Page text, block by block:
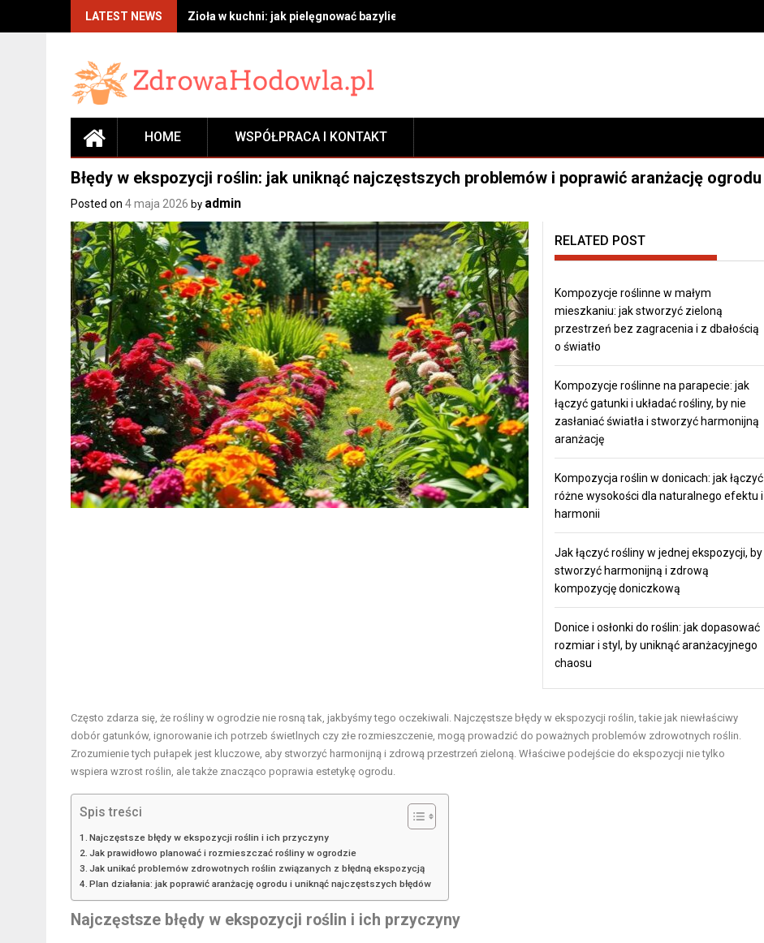
LATEST NEWS Zioła w kuchni: jak pielęgnować bazylie, miętę i rozmaryn, by długo cieszyć się świeżością
HOME WSPÓŁPRACA I KONTAKT
Błędy w ekspozycji roślin: jak uniknąć najczęstszych problemów i poprawić aranżację ogrodu
Posted on 4 maja 2026 by admin
RELATED POST
Kompozycje roślinne w małym
mieszkaniu: jak stworzyć zieloną
przestrzeń bez zagracenia i z dbałością
o światło
Kompozycje roślinne na parapecie: jak
łączyć gatunki i układać rośliny, by nie
zasłaniać światła i stworzyć harmonijną
aranżację
Kompozycja roślin w donicach: jak łączyć
różne wysokości dla naturalnego efektu i
harmonii
Jak łączyć rośliny w jednej ekspozycji, by
stworzyć harmonijną i zdrową
kompozycję doniczkową
Donice i osłonki do roślin: jak dopasować
rozmiar i styl, by uniknąć aranżacyjnego
chaosu
Często zdarza się, że rośliny w ogrodzie nie rosną tak, jakbyśmy tego oczekiwali. Najczęstsze błędy w ekspozycji roślin, takie jak niewłaściwy
dobór gatunków, ignorowanie ich potrzeb świetlnych czy złe rozmieszczenie, mogą prowadzić do poważnych problemów zdrowotnych roślin.
Zrozumienie tych pułapek jest kluczowe, aby stworzyć harmonijną i zdrową przestrzeń zieloną. Właściwe podejście do ekspozycji nie tylko
wspiera wzrost roślin, ale także znacząco poprawia estetykę ogrodu.
Spis treści
Najczęstsze błędy w ekspozycji roślin i ich przyczyny
Jak prawidłowo planować i rozmieszczać rośliny w ogrodzie
Jak unikać problemów zdrowotnych roślin związanych z błędną ekspozycją
Plan działania: jak poprawić aranżację ogrodu i uniknąć najczęstszych błędów
Najczęstsze błędy w ekspozycji roślin i ich przyczyny